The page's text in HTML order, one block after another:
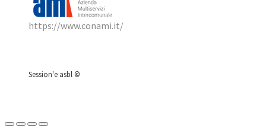
https://www.conami.it/
Session'e asbl ©